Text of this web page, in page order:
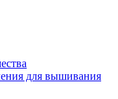
для вышивания